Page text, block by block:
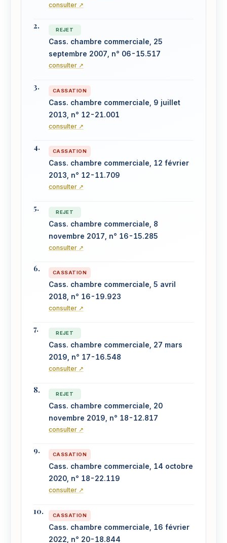
consulter ↗
REJET
Cass. chambre commerciale, 25
septembre 2007, n° 06-15.517
consulter ↗
CASSATION
Cass. chambre commerciale, 9 juillet
2013, n° 12-21.001
consulter ↗
CASSATION
Cass. chambre commerciale, 12 février
2013, n° 12-11.709
consulter ↗
REJET
Cass. chambre commerciale, 8
novembre 2017, n° 16-15.285
consulter ↗
CASSATION
Cass. chambre commerciale, 5 avril
2018, n° 16-19.923
consulter ↗
REJET
Cass. chambre commerciale, 27 mars
2019, n° 17-16.548
consulter ↗
REJET
Cass. chambre commerciale, 20
novembre 2019, n° 18-12.817
consulter ↗
CASSATION
Cass. chambre commerciale, 14 octobre
2020, n° 18-22.119
consulter ↗
CASSATION
Cass. chambre commerciale, 16 février
2022, n° 20-18.844